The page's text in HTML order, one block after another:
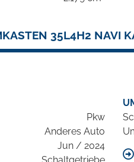
35L4H2 NAVI
Pkw
Anderes Auto
Jun / 2024